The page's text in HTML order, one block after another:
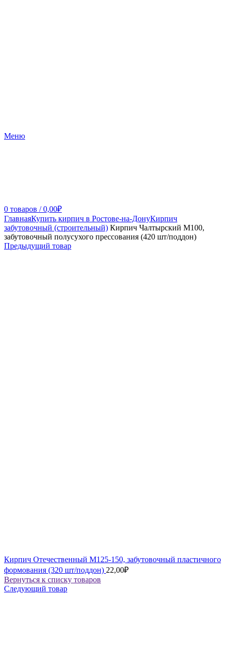
Меню
0 товаров / 0,00₽
ГлавнаяКупить кирпич в Ростове-на-ДонуКирпич
забутовочный (строительный) Кирпич Чалтырский М100,
забутовочный полусухого прессования (420 шт/поддон)
Предыдущий товар
Кирпич Отечественный М125-150, забутовочный пластичного
формования (320 шт/поддон) 22,00₽
Вернуться к списку товаров
Следующий товар